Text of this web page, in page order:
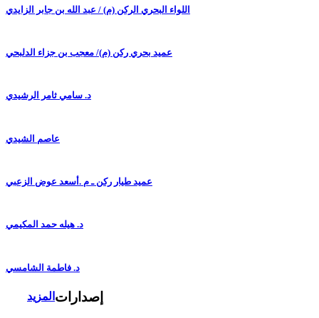
اللواء البحري الركن (م) / عبد الله بن جابر الزايدي
عميد بحري ركن (م)/ معجب بن جزاء الدلبحي
د. سامي ثامر الرشيدي
عاصم الشيدي
عميد طيار ركن ـ م .أسعد عوض الزعبي
د. هيله حمد المكيمي
د. فاطمة الشامسي
المزيد إصدارات